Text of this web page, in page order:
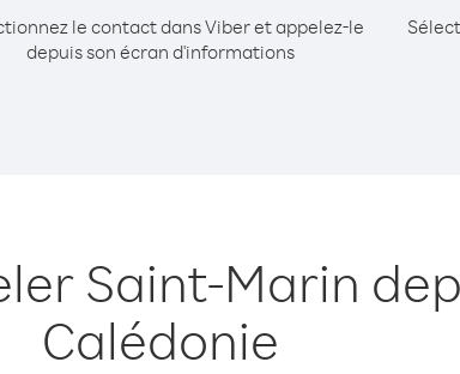
le contact dans Viber et appelez-le
depuis son écran d'informations
Saint-Marin
Calédonie